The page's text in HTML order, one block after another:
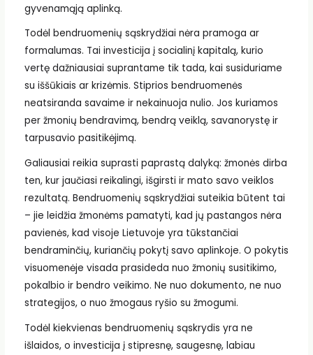
gyvenamąją aplinką.
Todėl bendruomenių sąskrydžiai nėra pramoga ar
formalumas. Tai investicija į socialinį kapitalą, kurio
vertę dažniausiai suprantame tik tada, kai susiduriame
su iššūkiais ar krizėmis. Stiprios bendruomenės
neatsiranda savaime ir nekainuoja nulio. Jos kuriamos
per žmonių bendravimą, bendrą veiklą, savanorystę ir
tarpusavio pasitikėjimą.
Galiausiai reikia suprasti paprastą dalyką: žmonės dirba
ten, kur jaučiasi reikalingi, išgirsti ir mato savo veiklos
rezultatą. Bendruomenių sąskrydžiai suteikia būtent tai
– jie leidžia žmonėms pamatyti, kad jų pastangos nėra
pavienės, kad visoje Lietuvoje yra tūkstančiai
bendraminčių, kuriančių pokytį savo aplinkoje. O pokytis
visuomenėje visada prasideda nuo žmonių susitikimo,
pokalbio ir bendro veikimo. Ne nuo dokumento, ne nuo
strategijos, o nuo žmogaus ryšio su žmogumi.
Todėl kiekvienas bendruomenių sąskrydis yra ne
išlaidos, o investicija į stipresnę, saugesnę, labiau